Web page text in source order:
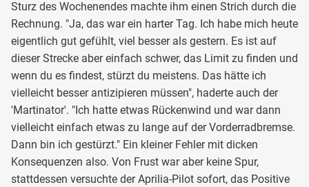
Sturz des Wochenendes machte ihm einen Strich durch die
Rechnung. "Ja, das war ein harter Tag. Ich habe mich heute
eigentlich gut gefühlt, viel besser als gestern. Es ist auf
dieser Strecke aber einfach schwer, das Limit zu finden und
wenn du es findest, stürzt du meistens. Das hätte ich
vielleicht besser antizipieren müssen", haderte auch der
'Martinator'. "Ich hatte etwas Rückenwind und war dann
vielleicht einfach etwas zu lange auf der Vorderradbremse.
Dann bin ich gestürzt." Ein kleiner Fehler mit dicken
Konsequenzen also. Von Frust war aber keine Spur,
stattdessen versuchte der Aprilia-Pilot sofort, das Positive